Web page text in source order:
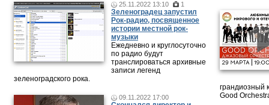
25.11.2022 13:10 1
Зеленоградец запустил
Рок-радио, посвященное
истории местной рок-
музыки
Ежедневно и круглосуточно
по радио будут
транслироваться архивные
записи легенд
зеленоградского рока.
09.11.2022 17:00
грандиозный
Good